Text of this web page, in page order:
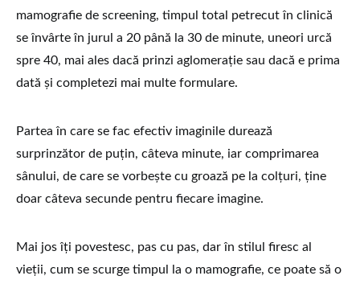
mamografie de screening, timpul total petrecut în clinică
se învârte în jurul a 20 până la 30 de minute, uneori urcă
spre 40, mai ales dacă prinzi aglomerație sau dacă e prima
dată și completezi mai multe formulare.
Partea în care se fac efectiv imaginile durează
surprinzător de puțin, câteva minute, iar comprimarea
sânului, de care se vorbește cu groază pe la colțuri, ține
doar câteva secunde pentru fiecare imagine.
Mai jos îți povestesc, pas cu pas, dar în stilul firesc al
vieții, cum se scurge timpul la o mamografie, ce poate să o